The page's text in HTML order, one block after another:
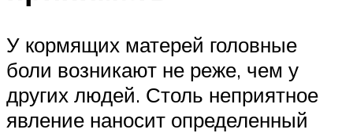
У кормящих матерей головные
боли возникают не реже, чем у
других людей. Столь неприятное
явление наносит определенный